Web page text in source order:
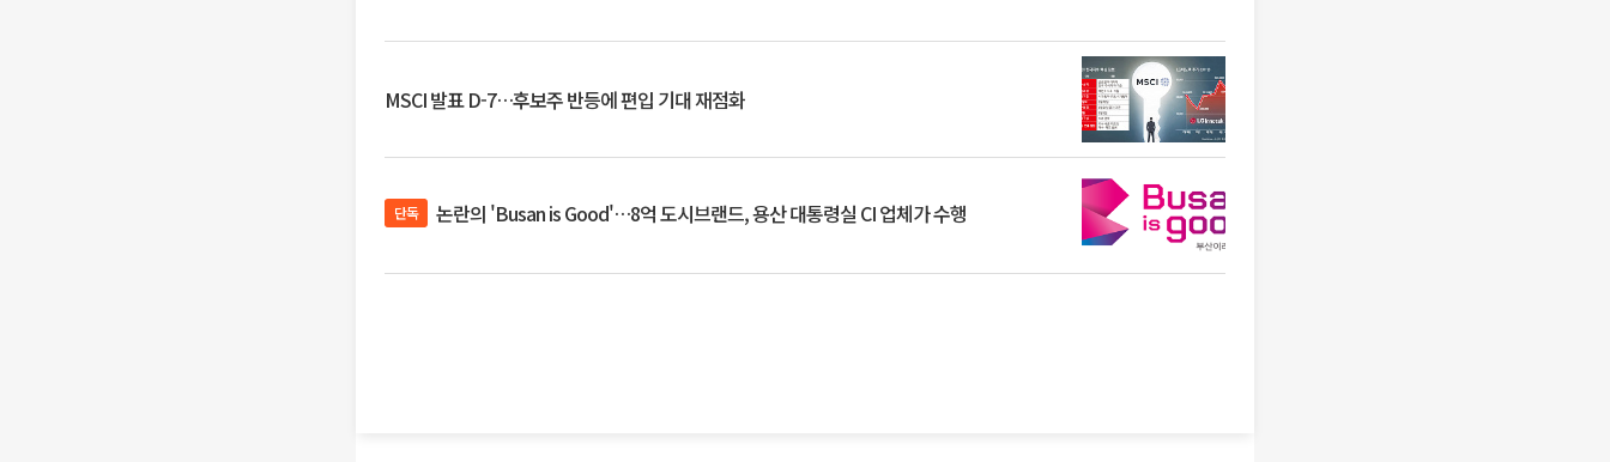
MSCI 발표 D-7…후보주 반등에 편입 기대 재점화
단독 논란의 'Busan is Good'…8억 도시브랜드, 용산 대통령실 CI 업체가 수행